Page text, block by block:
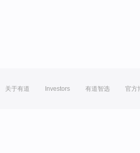
关于有道 Investors 有道智选 官方